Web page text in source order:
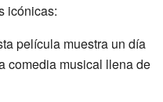
icónicas:
película muestra un día
comedia musical llena de